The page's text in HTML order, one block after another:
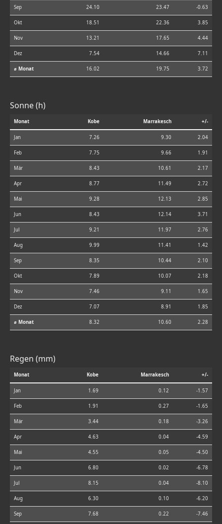
Sep 24.10 23.47 -0.63
Okt 18.51 22.36 3.85
Nov 13.21 17.65 4.44
Dez 7.54 14.66 7.11
⌀ Monat 16.02 19.75 3.72
Sonne (h)
Monat Kobe Marrakesch +/-
Jan 7.26 9.30 2.04
Feb 7.75 9.66 1.91
Mär 8.43 10.61 2.17
Apr 8.77 11.49 2.72
Mai 9.28 12.13 2.85
Jun 8.43 12.14 3.71
Jul 9.21 11.97 2.76
Aug 9.99 11.41 1.42
Sep 8.35 10.44 2.10
Okt 7.89 10.07 2.18
Nov 7.46 9.11 1.65
Dez 7.07 8.91 1.85
⌀ Monat 8.32 10.60 2.28
Regen (mm)
Monat Kobe Marrakesch +/-
Jan 1.69 0.12 -1.57
Feb 1.91 0.27 -1.65
Mär 3.44 0.18 -3.26
Apr 4.63 0.04 -4.59
Mai 4.55 0.05 -4.50
Jun 6.80 0.02 -6.78
Jul 8.15 0.04 -8.10
Aug 6.30 0.10 -6.20
Sep 7.68 0.22 -7.46